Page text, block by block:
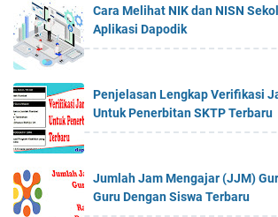
Cara Melihat NIK dan NISN
Aplikasi Dapodik
Penjelasan Lengkap Verifikasi
Untuk Penerbitan SKTP Terbaru
Jumlah Jam Mengajar (JJM)
Guru Dengan Siswa Terbaru